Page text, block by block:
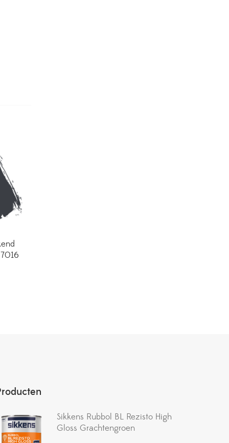
Sikkens Rubbol BL Rezisto High
Gloss Grachtengroen